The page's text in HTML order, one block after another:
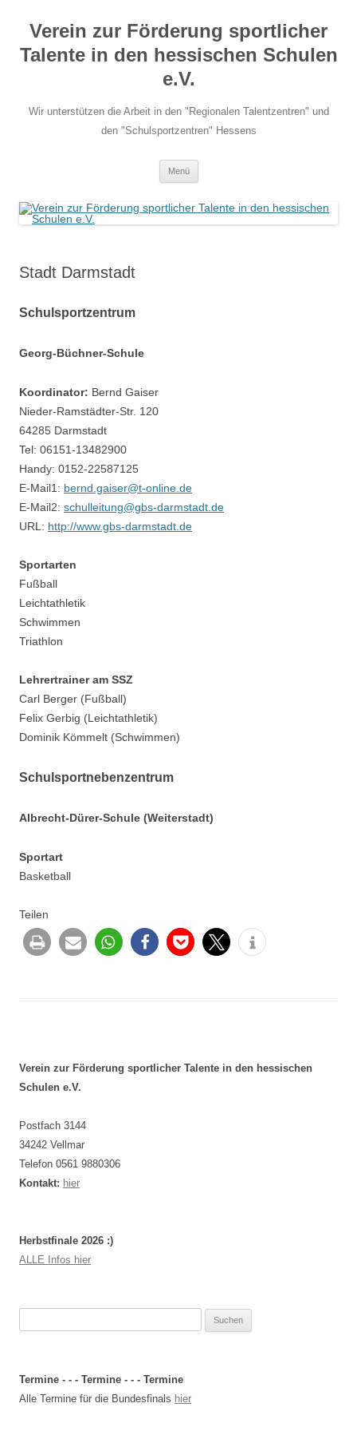
springen
Verein zur Förderung sportlicher
Talente in den hessischen Schulen
e.V.
Wir unterstützen die Arbeit in den "Regionalen Talentzentren" und
den "Schulsportzentren" Hessens
Menü
Stadt Darmstadt
Schulsportzentrum
Georg-Büchner-Schule
Koordinator: Bernd Gaiser
Nieder-Ramstädter-Str. 120
64285 Darmstadt
Tel: 06151-13482900
Handy: 0152-22587125
E-Mail1: bernd.gaiser@t-online.de
E-Mail2: schulleitung@gbs-darmstadt.de
URL: http://www.gbs-darmstadt.de
Sportarten
Fußball
Leichtathletik
Schwimmen
Triathlon
Lehrertrainer am SSZ
Carl Berger (Fußball)
Felix Gerbig (Leichtathletik)
Dominik Kömmelt (Schwimmen)
Schulsportnebenzentrum
Albrecht-Dürer-Schule (Weiterstadt)
Sportart
Basketball
Teilen
Verein zur Förderung sportlicher Talente in den hessischen
Schulen e.V.
Postfach 3144
34242 Vellmar
Telefon 0561 9880306
Kontakt: hier
Herbstfinale 2026 :)
ALLE Infos hier
Termine - - - Termine - - - Termine
Alle Termine für die Bundesfinals hier